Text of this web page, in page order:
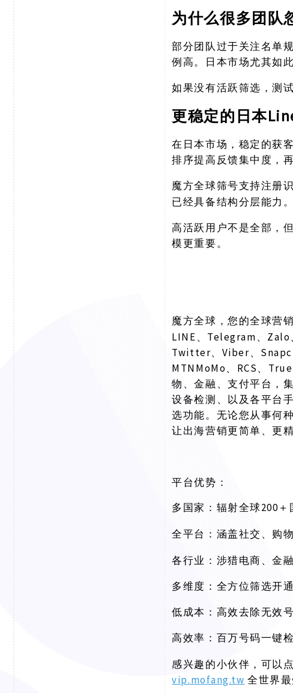
为什么很多团队
部分团队过于关注名单
例高。日本市场尤其如
如果没有活跃筛选，测
更稳定的日本
在日本市场，稳定的获
排序提高反馈集中度，
魔方全球筛号支持注册
已经具备结构分层能力。
高活跃用户不是全部，
模更重要。
魔方全球，您的全球营
LINE、Telegram、
Twitter、Viber、
MTNMoMo、RCS、
物、金融、支付平台，
设备检测、以及各平台
选功能。无论您从事何
让出海营销更简单、更精
平台优势：
多国家：辐射全球200＋
全平台：涵盖社交、购
各行业：涉猎电商、金
多维度：全方位筛选开
低成本：高效去除无效
高效率：百万号码一键
感兴趣的小伙伴，可以
vip.mofang.tw 全世界